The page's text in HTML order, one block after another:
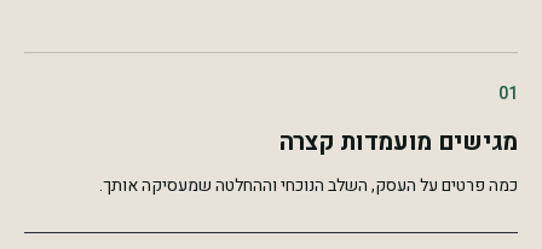
01
מגישים מועמדות קצרה
כמה פרטים על העסק, השלב הנוכחי וההחלטה שמעסיקה אותך.